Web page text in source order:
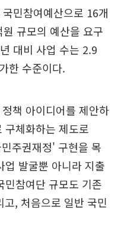
민참여예산으로 16개
규모의 예산을 요구
대비 사업 수는 2.9
한 수준이다.
책 아이디어를 제안하
구체화하는 제도로
주권재정' 구현을 목
업 발굴뿐 아니라 지출
민참여단 규모도 기존
, 처음으로 일반 국민